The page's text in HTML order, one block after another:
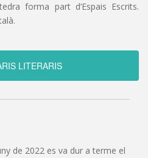
forma part d’Espais Escrits.
LITERARIS
de 2022 es va dur a terme el